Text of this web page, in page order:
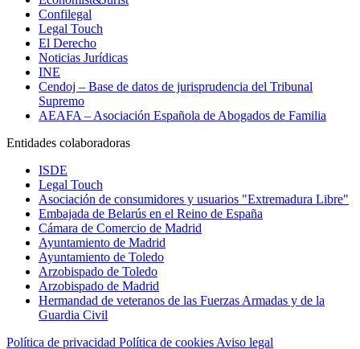
Confilegal
Legal Touch
El Derecho
Noticias Jurídicas
INE
Cendoj – Base de datos de jurisprudencia del Tribunal
Supremo
AEAFA – Asociación Española de Abogados de Familia
Entidades colaboradoras
ISDE
Legal Touch
Asociación de consumidores y usuarios "Extremadura Libre"
Embajada de Belarús en el Reino de España
Cámara de Comercio de Madrid
Ayuntamiento de Madrid
Ayuntamiento de Toledo
Arzobispado de Toledo
Arzobispado de Madrid
Hermandad de veteranos de las Fuerzas Armadas y de la
Guardia Civil
Política de privacidad Política de cookies Aviso legal